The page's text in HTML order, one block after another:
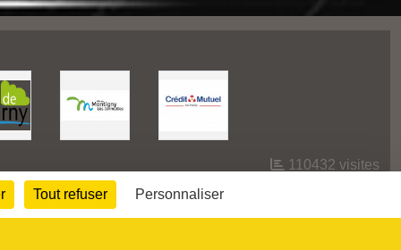
110432 visites
Tout refuser Personnaliser